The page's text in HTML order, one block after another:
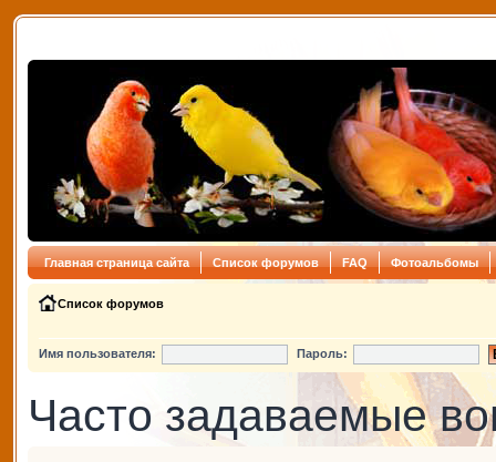
Главная страница сайта Список форумов FAQ Фотоальбомы
Список форумов
Имя пользователя: Пароль:
Часто задаваемые